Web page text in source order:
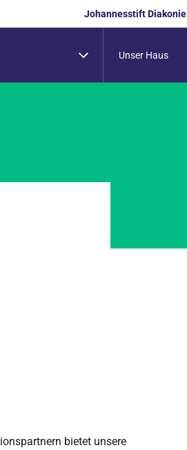
Johannesstift Diakonie
Unser Haus
bietet unsere